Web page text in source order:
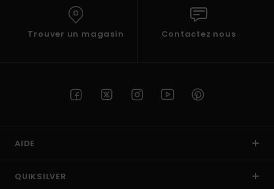
Trouver un magasin Contactez nous
AIDE
QUIKSILVER